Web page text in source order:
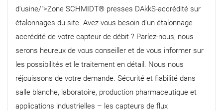
d'usine/">Zone SCHMIDT® presses DAkkS-accrédité sur
étalonnages du site. Avez-vous besoin d'un étalonnage
accrédité de votre capteur de débit ? Parlez-nous, nous
serons heureux de vous conseiller et de vous informer sur
les possibilités et le traitement en détail. Nous nous
réjouissons de votre demande. Sécurité et fiabilité dans
salle blanche, laboratoire, production pharmaceutique et
applications industrielles – les capteurs de flux